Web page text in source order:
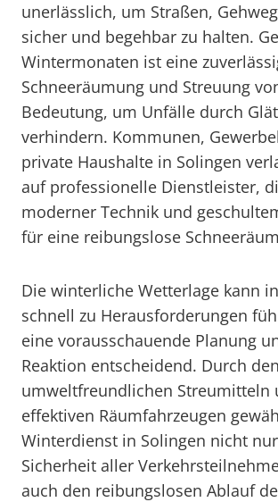
unerlässlich, um Straßen,
sicher und begehbar zu halten.
Wintermonaten ist eine
Schneeräumung und Streuung
Bedeutung, um Unfälle durch
verhindern. Kommunen,
private Haushalte in Solingen
auf professionelle Dienstleister,
moderner Technik und
für eine reibungslose
Die winterliche Wetterlage kann
schnell zu Herausforderungen
eine vorausschauende Planung
Reaktion entscheidend. Durch
umweltfreundlichen Streumitteln
effektiven Räumfahrzeugen
Winterdienst in Solingen nicht
Sicherheit aller
auch den reibungslosen Ablauf